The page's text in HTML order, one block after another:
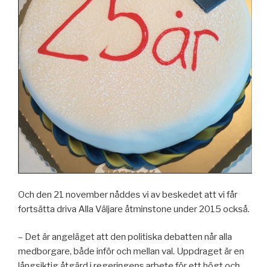
Och den 21 november nåddes vi av beskedet att vi får
fortsätta driva Alla Väljare åtminstone under 2015 också.
– Det är angeläget att den politiska debatten når alla
medborgare, både inför och mellan val. Uppdraget är en